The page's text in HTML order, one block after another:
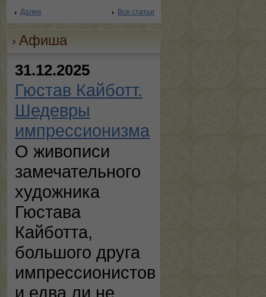
Далее Все статьи
Афиша
31.12.2025
Гюстав Кайботт.
Шедевры
импрессионизма
О живописи
замечательного
художника
Гюстава
Кайботта,
большого друга
импрессионистов
и едва ли не